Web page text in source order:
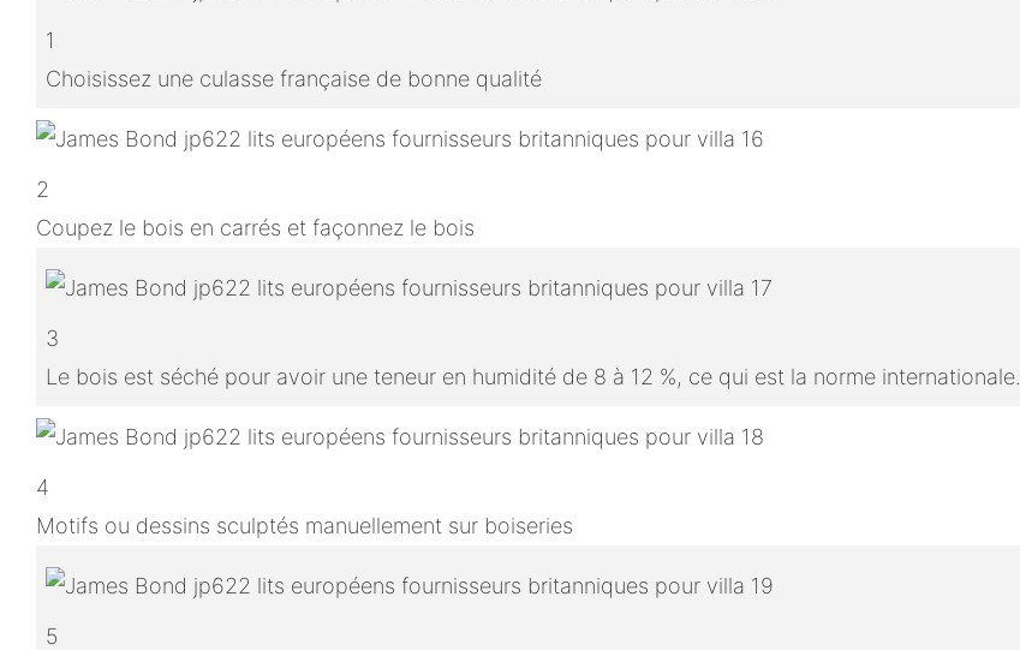
1
Choisissez une culasse française de bonne qualité
2
Coupez le bois en carrés et façonnez le bois
3
Le bois est séché pour avoir une teneur en humidité de 8 à 12 %, ce qui est la norme internationale.
4
Motifs ou dessins sculptés manuellement sur boiseries
5